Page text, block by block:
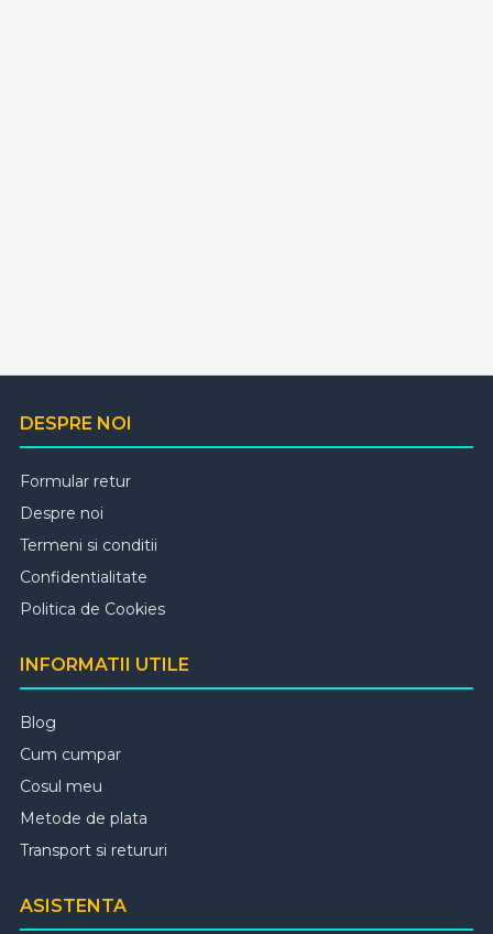
DESPRE NOI
Formular retur
Despre noi
Termeni si conditii
Confidentialitate
Politica de Cookies
INFORMATII UTILE
Blog
Cum cumpar
Cosul meu
Metode de plata
Transport si retururi
ASISTENTA